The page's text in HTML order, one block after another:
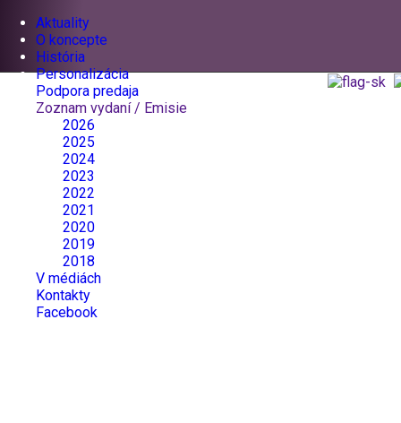
Aktuality
O koncepte
História
Personalizácia
Podpora predaja
Zoznam vydaní / Emisie
2026
2025
2024
2023
2022
2021
2020
2019
2018
V médiách
Kontakty
Facebook